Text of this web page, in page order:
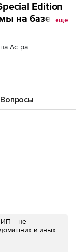
Edition
на базе
передачи
н
еще
Астра
Вопросы
ИП – не
и иных